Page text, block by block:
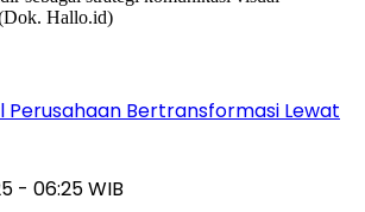
Perusahaan Bertransformasi Lewat
- 06:25 WIB